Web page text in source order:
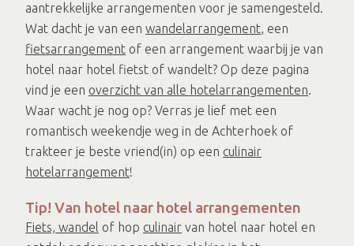
aantrekkelijke arrangementen voor je samengesteld.
Wat dacht je van een wandelarrangement, een
fietsarrangement of een arrangement waarbij je van
hotel naar hotel fietst of wandelt? Op deze pagina
vind je een overzicht van alle hotelarrangementen.
Waar wacht je nog op? Verras je lief met een
romantisch weekendje weg in de Achterhoek of
trakteer je beste vriend(in) op een culinair
hotelarrangement!
Tip! Van hotel naar hotel arrangementen
Fiets, wandel of hop culinair van hotel naar hotel en